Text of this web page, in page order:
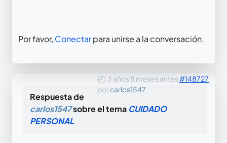
Por favor, Conectarpara unirse a la conversación.
3 años 8 meses antes#148727
porcarlos1547
Respuesta de
carlos1547sobre el tema CUIDADO
PERSONAL